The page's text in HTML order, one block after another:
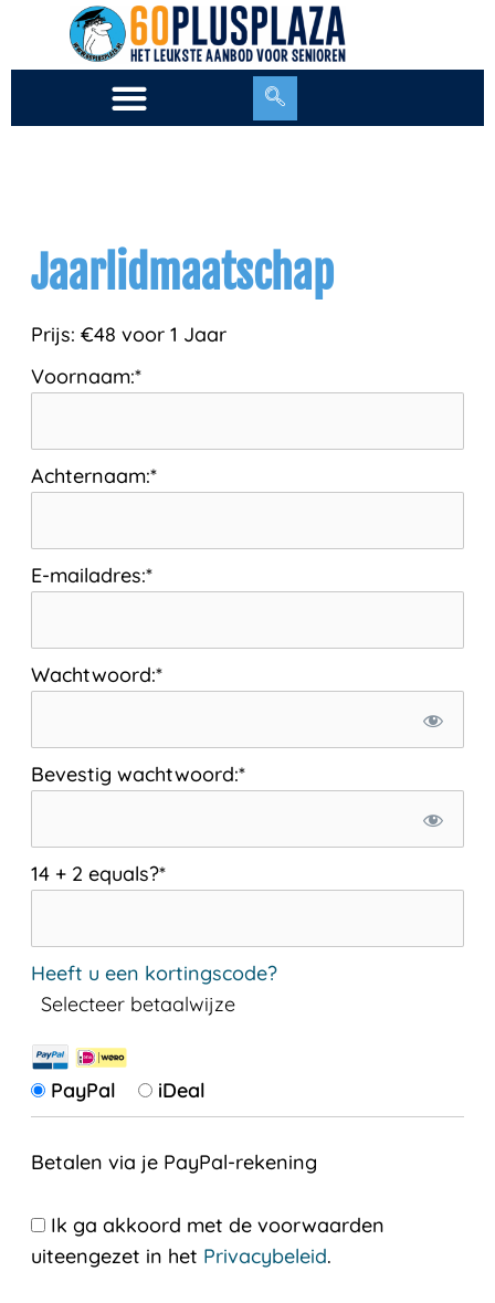
de
Jaarlidmaatschap
Prijs: €48 voor 1 Jaar
Voornaam:*
Achternaam:*
E-mailadres:*
Wachtwoord:*
Bevestig wachtwoord:*
14 + 2 equals?*
Heeft u een kortingscode?
Selecteer betaalwijze
PayPal iDeal
Betalen via je PayPal-rekening
Ik ga akkoord met de voorwaarden
uiteengezet in het Privacybeleid.